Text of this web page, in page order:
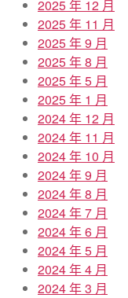
2025 年 12 月
2025 年 11 月
2025 年 9 月
2025 年 8 月
2025 年 5 月
2025 年 1 月
2024 年 12 月
2024 年 11 月
2024 年 10 月
2024 年 9 月
2024 年 8 月
2024 年 7 月
2024 年 6 月
2024 年 5 月
2024 年 4 月
2024 年 3 月